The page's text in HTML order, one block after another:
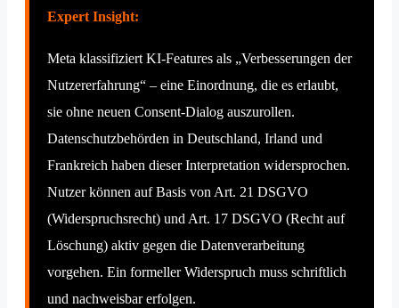
Expert Insight:
Meta klassifiziert KI-Features als „Verbesserungen der
Nutzererfahrung“ – eine Einordnung, die es erlaubt,
sie ohne neuen Consent-Dialog auszurollen.
Datenschutzbehörden in Deutschland, Irland und
Frankreich haben dieser Interpretation widersprochen.
Nutzer können auf Basis von Art. 21 DSGVO
(Widerspruchsrecht) und Art. 17 DSGVO (Recht auf
Löschung) aktiv gegen die Datenverarbeitung
vorgehen. Ein formeller Widerspruch muss schriftlich
und nachweisbar erfolgen.